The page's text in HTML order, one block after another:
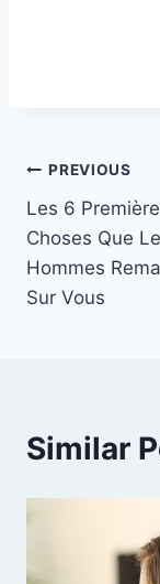
Post
PREVIOUS
Les 6
Choses Que
Hommes
Sur Vous
Similar